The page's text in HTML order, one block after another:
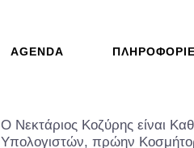
AGENDA
Ο Νεκτάριος Κοζύρης είναι
Υπολογιστών, πρώην